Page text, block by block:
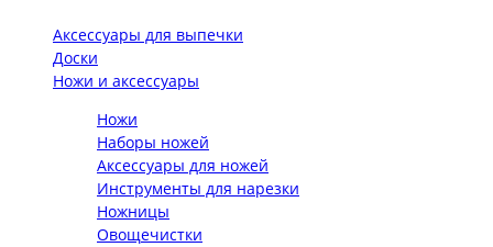
Аксессуары для выпечки
Доски
Ножи и аксессуары
Ножи
Наборы ножей
Аксессуары для ножей
Инструменты для нарезки
Ножницы
Овощечистки